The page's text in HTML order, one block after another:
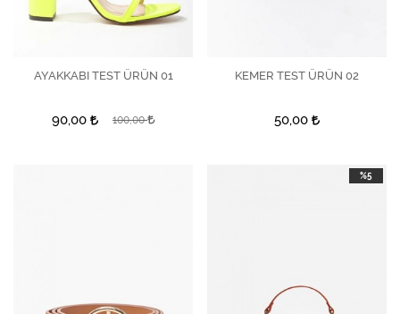
İncele
İncele
AYAKKABI TEST ÜRÜN 01
90,00 100,00
İncele
KEMER TEST ÜRÜN 02
50,00
%5